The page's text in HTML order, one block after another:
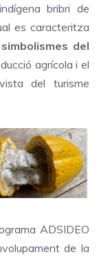
bribri de
es caracteritza
del
agrícola i el
del turisme
ADSIDEO
de la